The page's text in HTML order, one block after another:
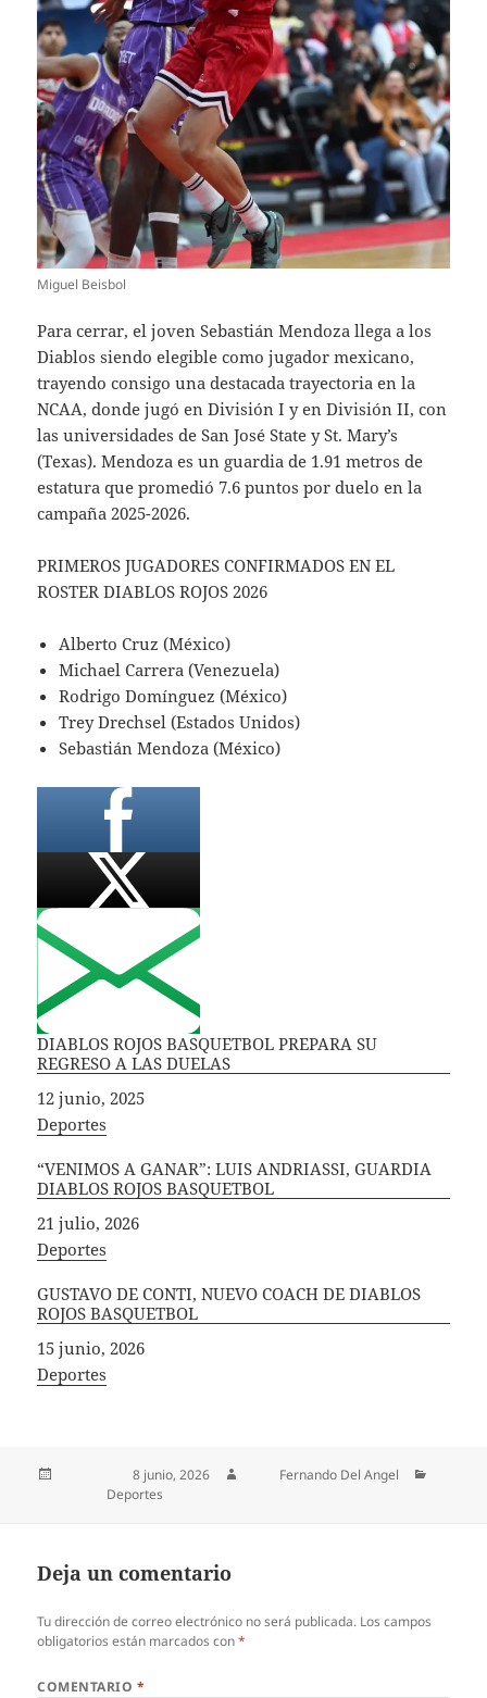
Miguel Beisbol
Para cerrar, el joven Sebastián Mendoza llega a los
Diablos siendo elegible como jugador mexicano,
trayendo consigo una destacada trayectoria en la
NCAA, donde jugó en División I y en División II, con
las universidades de San José State y St. Mary’s
(Texas). Mendoza es un guardia de 1.91 metros de
estatura que promedió 7.6 puntos por duelo en la
campaña 2025-2026.
PRIMEROS JUGADORES CONFIRMADOS EN EL
ROSTER DIABLOS ROJOS 2026
Alberto Cruz (México)
Michael Carrera (Venezuela)
Rodrigo Domínguez (México)
Trey Drechsel (Estados Unidos)
Sebastián Mendoza (México)
DIABLOS ROJOS BASQUETBOL PREPARA SU
REGRESO A LAS DUELAS
Fecha
12 junio, 2025
In relation to
Deportes
“VENIMOS A GANAR”: LUIS ANDRIASSI, GUARDIA
DIABLOS ROJOS BASQUETBOL
Fecha
21 julio, 2026
In relation to
Deportes
GUSTAVO DE CONTI, NUEVO COACH DE DIABLOS
ROJOS BASQUETBOL
Fecha
15 junio, 2026
In relation to
Deportes
Publicado el8 junio, 2026
Fernando Del Angel
Deportes
Deja un comentario
Tu dirección de correo electrónico no será publicada. Los campos
obligatorios están marcados con*
COMENTARIO *